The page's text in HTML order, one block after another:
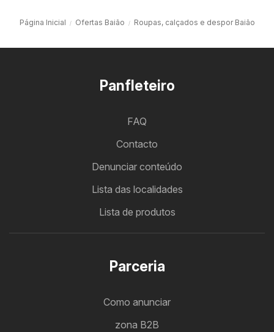
Página Inicial Ofertas Baião Roupas, calçados e despor Baião
Panfleteiro
FAQ
Contacto
Denunciar conteúdo
Lista das localidades
Lista de produtos
Parceria
Como anunciar
zona B2B